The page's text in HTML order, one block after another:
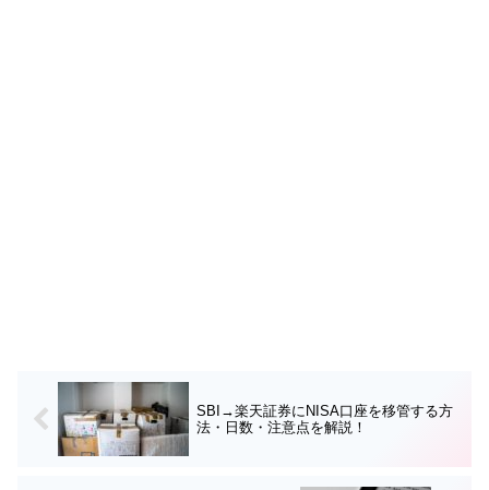
SBI→楽天証券にNISA口座を移管する方
法・日数・注意点を解説！